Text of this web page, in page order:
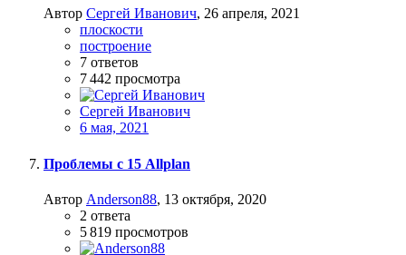
Автор Сергей Иванович, 26 апреля, 2021
плоскости
построение
7 ответов
7 442 просмотра
Сергей Иванович
6 мая, 2021
Проблемы с 15 Allplan
Автор Anderson88, 13 октября, 2020
2 ответа
5 819 просмотров